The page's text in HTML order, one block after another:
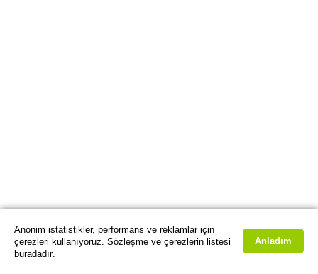
Anonim istatistikler, performans ve reklamlar için
çerezleri kullanıyoruz. Sözleşme ve çerezlerin listesi
buradadır.
Anladım